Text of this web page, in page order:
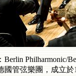
Philharmonic/
國管弦樂團，成立